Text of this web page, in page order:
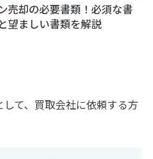
売却の必要書類！必須な書
望ましい書類を解説
て、買取会社に依頼する方